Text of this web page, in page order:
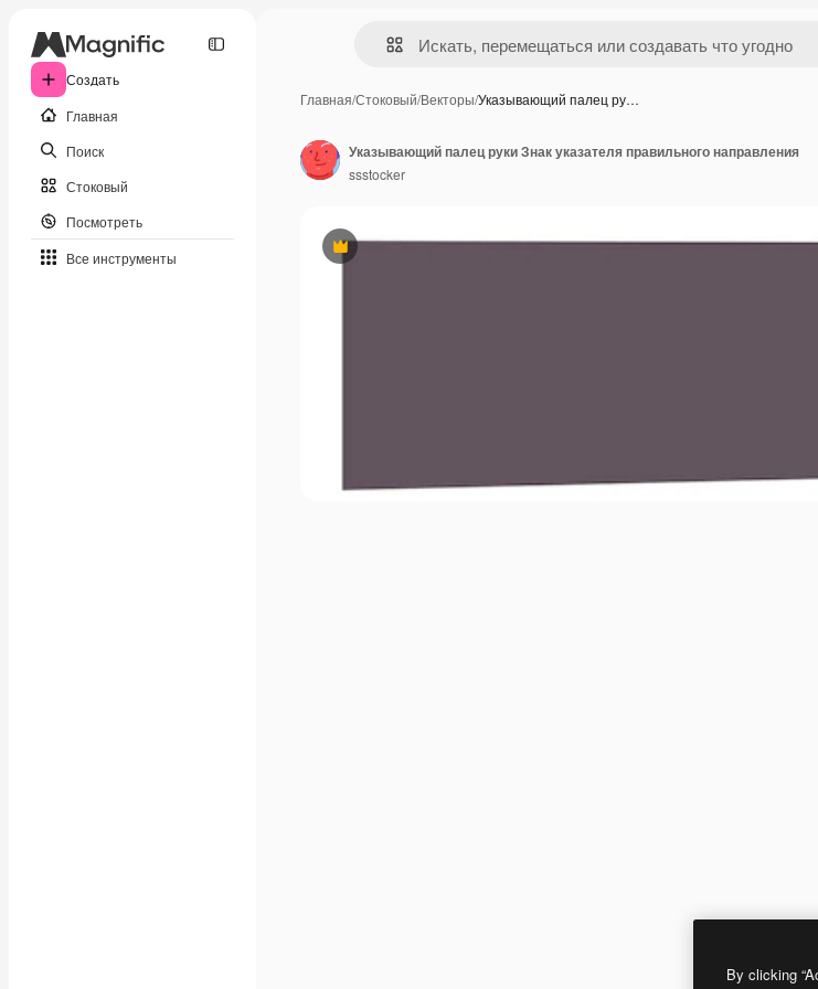
Создать
Главная
Поиск
Стоковый
Посмотреть
Все инструменты
Главная/Стоковый/Векторы/Указывающий палец ру…
Премиум
Указывающий палец руки Знак указателя правильного направления
ssstocker
By clicking